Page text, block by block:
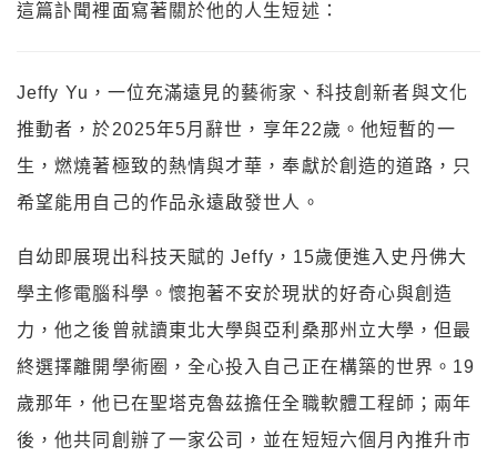
這篇訃聞裡面寫著關於他的人生短述：
Jeffy Yu，一位充滿遠見的藝術家、科技創新者與文化
推動者，於2025年5月辭世，享年22歲。他短暫的一
生，燃燒著極致的熱情與才華，奉獻於創造的道路，只
希望能用自己的作品永遠啟發世人。
自幼即展現出科技天賦的 Jeffy，15歲便進入史丹佛大
學主修電腦科學。懷抱著不安於現狀的好奇心與創造
力，他之後曾就讀東北大學與亞利桑那州立大學，但最
終選擇離開學術圈，全心投入自己正在構築的世界。19
歲那年，他已在聖塔克魯茲擔任全職軟體工程師；兩年
後，他共同創辦了一家公司，並在短短六個月內推升市